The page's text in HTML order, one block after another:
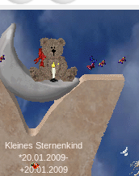
Kleines Sternenkind
*20.01.2009-
+20.01.2009